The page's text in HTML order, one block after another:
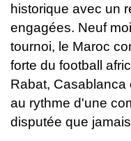
historique avec un
engagées. Neuf
tournoi, le Maroc
forte du football
Rabat, Casablanca
au rythme d'une
disputée que